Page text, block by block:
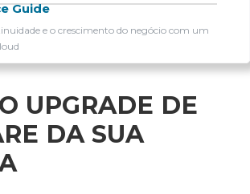
Guide
e o crescimento do negócio com um
UPGRADE DE
DA SUA